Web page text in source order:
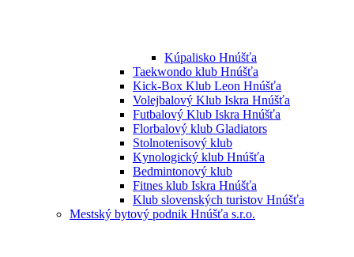
Kúpalisko Hnúšťa
Taekwondo klub Hnúšťa
Kick-Box Klub Leon Hnúšťa
Volejbalový Klub Iskra Hnúšťa
Futbalový Klub Iskra Hnúšťa
Florbalový klub Gladiators
Stolnotenisový klub
Kynologický klub Hnúšťa
Bedmintonový klub
Fitnes klub Iskra Hnúšťa
Klub slovenských turistov Hnúšťa
Mestský bytový podnik Hnúšťa s.r.o.